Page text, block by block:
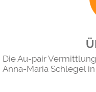
Die Au-pair
Anna-Maria Schlegel